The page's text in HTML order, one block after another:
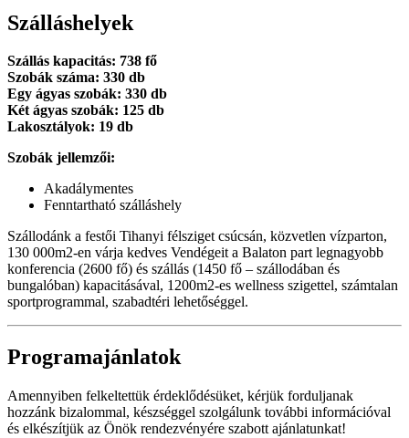
Szálláshelyek
Szállás kapacitás: 738 fő
Szobák száma: 330 db
Egy ágyas szobák: 330 db
Két ágyas szobák: 125 db
Lakosztályok: 19 db
Szobák jellemzői:
Akadálymentes
Fenntartható szálláshely
Szállodánk a festői Tihanyi félsziget csúcsán, közvetlen vízparton,
130 000m2-en várja kedves Vendégeit a Balaton part legnagyobb
konferencia (2600 fő) és szállás (1450 fő – szállodában és
bungalóban) kapacitásával, 1200m2-es wellness szigettel, számtalan
sportprogrammal, szabadtéri lehetőséggel.
Programajánlatok
Amennyiben felkeltettük érdeklődésüket, kérjük forduljanak
hozzánk bizalommal, készséggel szolgálunk további információval
és elkészítjük az Önök rendezvényére szabott ajánlatunkat!